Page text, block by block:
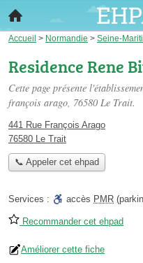
Accueil > Normandie > Seine-
Residence Rene
Cette page présente
françois arago, 76580 Le Trait.
441 Rue François Arago
76580 Le Trait
📞 Appeler cet ehpad
Services : accès PMR
Recommander cet ehpad
Améliorer cette fiche